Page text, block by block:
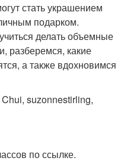
стать украшением
подарком.
делать объемные
разберемся, какие
а также вдохновимся
suzonnestirling,
по ссылке.